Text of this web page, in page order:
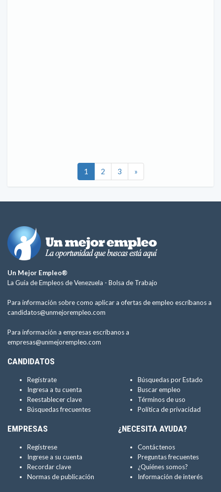
1 2 3 »
Un Mejor Empleo®
La Guía de Empleos de Venezuela - Bolsa de Trabajo
Para información sobre como aplicar a ofertas de empleo escríbanos a
candidatos@unmejorempleo.com
Para información a empresas escríbanos a
empresas@unmejorempleo.com
CANDIDATOS
Regístrate
Ingresa a tu cuenta
Reestablecer clave
Búsquedas frecuentes
Búsquedas por Estado
Buscar empleo
Términos de uso
Política de privacidad
EMPRESAS
Regístrese
Ingrese a su cuenta
Recordar clave
Normas de publicación
¿NECESITA AYUDA?
Contáctenos
Preguntas frecuentes
¿Quiénes somos?
Información de interés